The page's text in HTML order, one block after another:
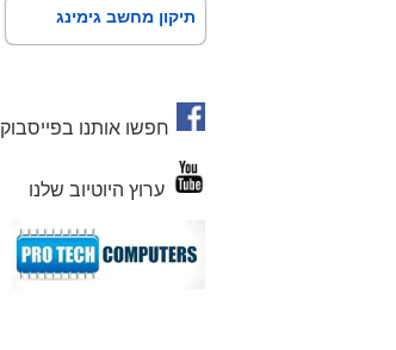
תיקון מחשב גימינג
חפשו אותנו בפייסבוק
ערוץ היוטיוב שלנו